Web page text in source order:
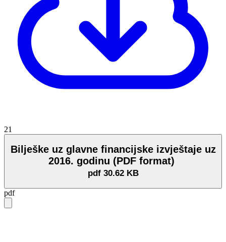
21
Bilješke uz glavne financijske izvještaje uz
2016. godinu (PDF format)
pdf 30.62 KB
pdf